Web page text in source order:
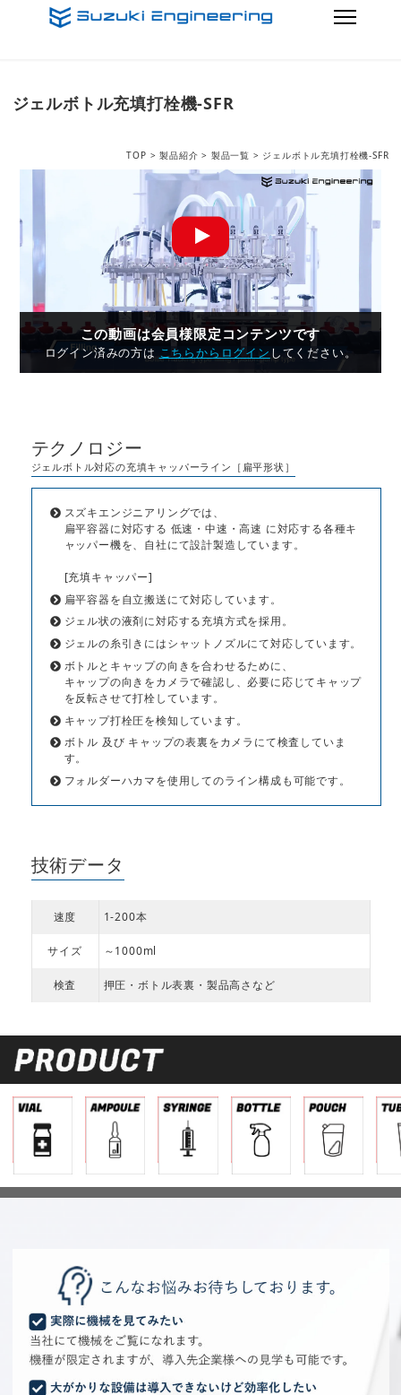
ジェルボトル充填打栓機-SFR
TOP >製品紹介 > 製品一覧 > ジェルボトル充填打栓機-SFR
この動画は会員様限定コンテンツです
ログイン済みの方はこちらからログイン してください。
テクノロジー
ジェルボトル対応の充填キャッパーライン［扁平形状］
スズキエンジニアリングでは、
扁平容器に対応する 低速・中速・高速 に対応する各種キ
ャッパー機を、自社にて設計製造しています。
[充填キャッパー]
扁平容器を自立搬送にて対応しています。
ジェル状の液剤に対応する充填方式を採用。
ジェルの糸引きにはシャットノズルにて対応しています。
ボトルとキャップの向きを合わせるために、
キャップの向きをカメラで確認し、必要に応じてキャップ
を反転させて打栓しています。
キャップ打栓圧を検知しています。
ボトル 及び キャップの表裏をカメラにて検査していま
す。
フォルダーハカマを使用してのライン構成も可能です。
技術データ
速度 1-200本
サイズ ～1000ml
検査 押圧・ボトル表裏・製品高さなど